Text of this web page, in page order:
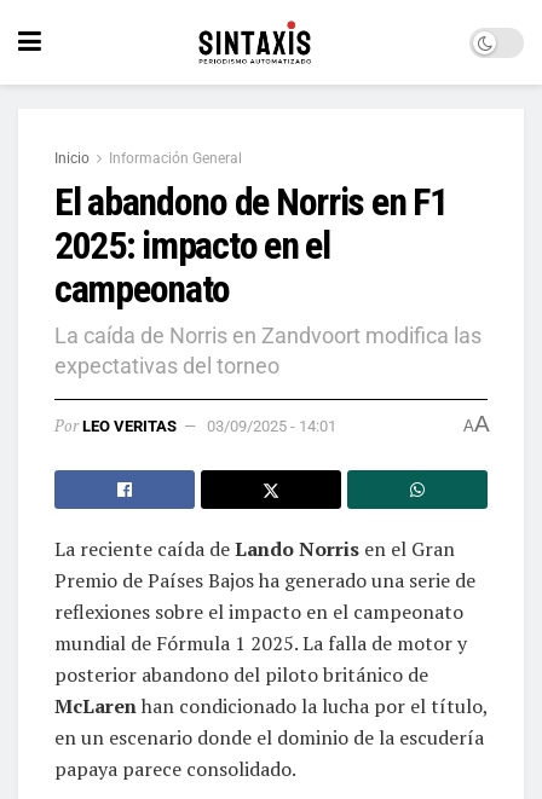
Inicio Información General
El abandono de Norris en F1
2025: impacto en el
campeonato
La caída de Norris en Zandvoort modifica las
expectativas del torneo
Por LEO VERITAS 03/09/2025 - 14:01 AA
La reciente caída deLando Norris en el Gran
Premio de Países Bajos ha generado una serie de
reflexiones sobre el impacto en el campeonato
mundial de Fórmula 1 2025. La falla de motor y
posterior abandono del piloto británico de
McLarenhan condicionado la lucha por el título,
en un escenario donde el dominio de la escudería
papaya parece consolidado.